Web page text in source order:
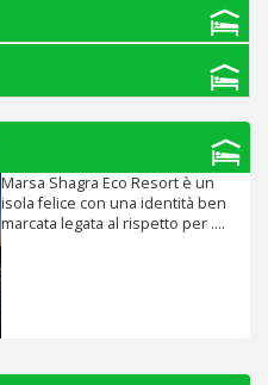
Marsa Shagra Eco Resort è un
isola felice con una identità ben
marcata legata al rispetto per ....